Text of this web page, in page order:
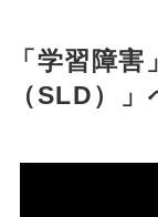
「学習障
（SLD）」